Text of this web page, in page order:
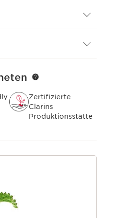
die bei der
von der
der Beratung von
Zertifizierte
Clarins
Produktionsstätte